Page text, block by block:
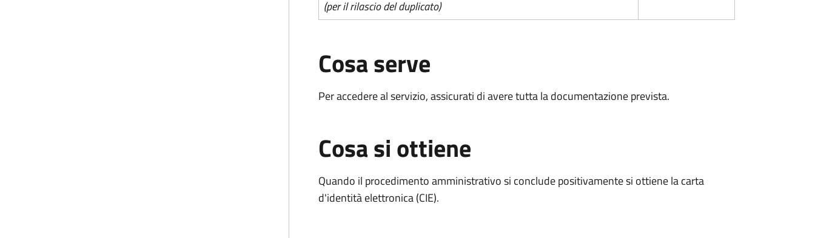
(per il rilascio del duplicato)
Cosa serve
Per accedere al servizio, assicurati di avere tutta la documentazione prevista.
Cosa si ottiene
Quando il procedimento amministrativo si conclude positivamente si ottiene la carta
d'identità elettronica (CIE).